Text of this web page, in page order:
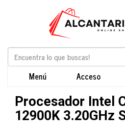
Menú Acceso
Procesador Intel
12900K 3.20GHz